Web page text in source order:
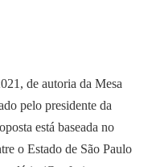
de autoria da Mesa
pelo presidente da
está baseada no
o Estado de São Paulo